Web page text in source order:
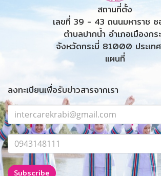
สถานที่ตั้ง
เลขที่ 39 - 43 ถนนมหาราช
ตำบลปากน้ำ อำเภอเมืองกร
จังหวัดกระบี่ 81000 ประเท
แผนที่
ลงทะเบียนเพื่อรับข่าวสารจากเรา
Subscribe